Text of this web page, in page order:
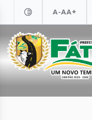
A-AA+